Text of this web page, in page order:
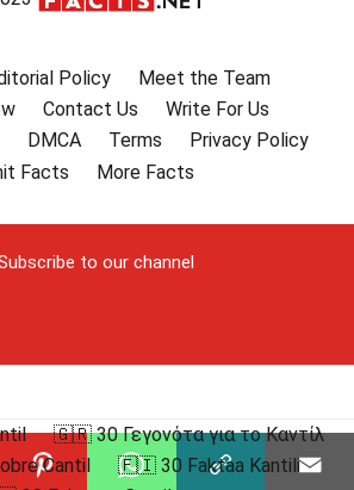
Policy
Meet the Team
Contact Us
Write For Us
DMCA Terms
Privacy Policy
Facts
More Facts
to our channel
🇬🇷 30 Γεγονότα για το Καντίλ
Cantil
🇫🇮 30 Faktaa Kantili